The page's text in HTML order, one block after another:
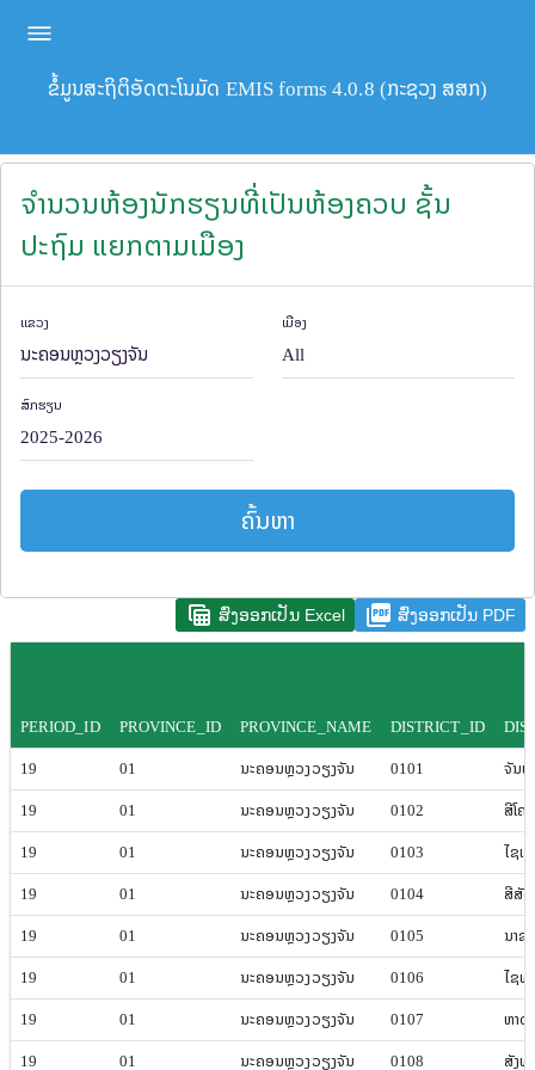
ຂໍ້ມູນສະຖິຕິອັດຕະໂນມັດ EMIS forms 4.0.8 (ກະຊວງ ສສກ)
ຈຳນວນຫ້ອງນັກຮຽນທີ່ເປັນຫ້ອງຄວບ ຊັ້ນ
ປະຖົມ ແຍກຕາມເມືອງ
ແຂວງ ເມືອງ
ສົກຮຽນ
ຄົ້ນຫາ
table_view ສົ່ງອອກເປັນ Excel picture_as_pdf ສົ່ງອອກເປັນ PDF
PERIOD_ID PROVINCE_ID PROVINCE_NAME DISTRICT_ID
19
01 ນະຄອນຫຼວງ​ວຽງ​ຈັນ 0101
ຈັນ
19
01 ນະຄອນຫຼວງ​ວຽງ​ຈັນ 0102
ສີ​ໂຄ
19
01 ນະຄອນຫຼວງ​ວຽງ​ຈັນ 0103
ໄຊ​ເ
19
01 ນະຄອນຫຼວງ​ວຽງ​ຈັນ 0104
ສີ​ສັດ
19
01 ນະຄອນຫຼວງ​ວຽງ​ຈັນ 0105
ນາ​ຊ
19
01 ນະຄອນຫຼວງ​ວຽງ​ຈັນ 0106
ໄຊ​ທ
19
01 ນະຄອນຫຼວງ​ວຽງ​ຈັນ 0107
ຫາດ​
19
01 ນະຄອນຫຼວງ​ວຽງ​ຈັນ 0108 ສັງ​ທ